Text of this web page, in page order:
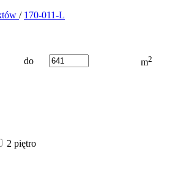
/ 170-011-L
do m2
2 piętro